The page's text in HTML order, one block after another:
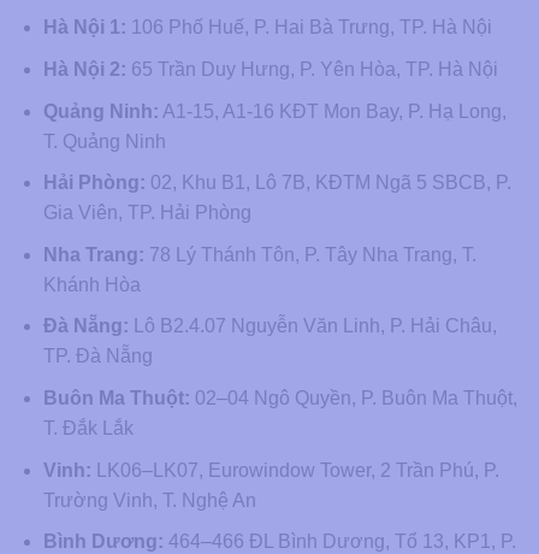
Hà Nội 1: 106 Phố Huế, P. Hai Bà Trưng, TP. Hà Nội
Hà Nội 2: 65 Trần Duy Hưng, P. Yên Hòa, TP. Hà Nội
Quảng Ninh: A1-15, A1-16 KĐT Mon Bay, P. Hạ Long,
T. Quảng Ninh
Hải Phòng: 02, Khu B1, Lô 7B, KĐTM Ngã 5 SBCB, P.
Gia Viên, TP. Hải Phòng
Nha Trang: 78 Lý Thánh Tôn, P. Tây Nha Trang, T.
Khánh Hòa
Đà Nẵng: Lô B2.4.07 Nguyễn Văn Linh, P. Hải Châu,
TP. Đà Nẵng
Buôn Ma Thuột: 02–04 Ngô Quyền, P. Buôn Ma Thuột,
T. Đắk Lắk
Vinh: LK06–LK07, Eurowindow Tower, 2 Trần Phú, P.
Trường Vinh, T. Nghệ An
Bình Dương: 464–466 ĐL Bình Dương, Tổ 13, KP1, P.